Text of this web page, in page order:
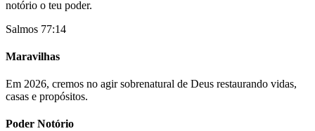
notório o teu poder.
Salmos 77:14
Maravilhas
Em 2026, cremos no agir sobrenatural de Deus restaurando vidas,
casas e propósitos.
Poder Notório